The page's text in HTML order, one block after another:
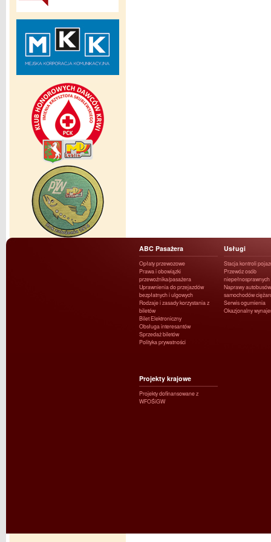
ABC Pasażera
Opłaty przewozowe
Prawa i obowiązki
przewoźnika/pasażera
Uprawnienia do przejazdów
bezpłatnych i ulgowych
Rodzaje i zasady korzystania z
biletów
Bilet Elektroniczny
Obsługa interesantów
Sprzedaż biletów
Polityka prywatności
Usługi
Stacja kontroli
Przewóz osób
niepełnosprawnych
Naprawy
samochodów
Serwis ogumienia
Okazjonalny
Projekty krajowe
Projekty dofinansowane z
WFOŚiGW